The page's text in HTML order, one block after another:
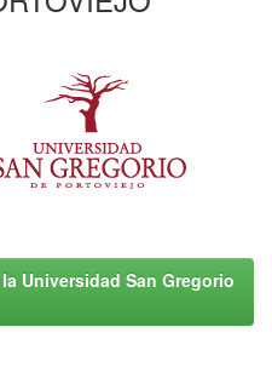
Universidad San Gregorio